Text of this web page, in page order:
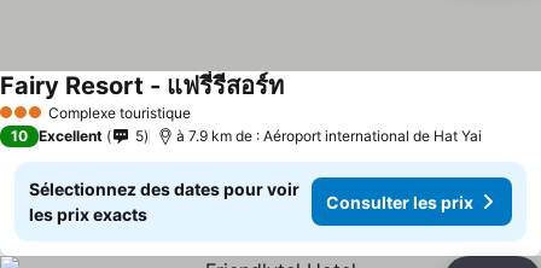
3 ÉtoilesComplexe touristique
Fairy Resort - แฟรี่รีสอร์ท
10 Excellent 5 à 7.9 km de : Aéroport international de Hat Yai
Sélectionnez des dates pour voir
les prix exacts
Consulter les prix